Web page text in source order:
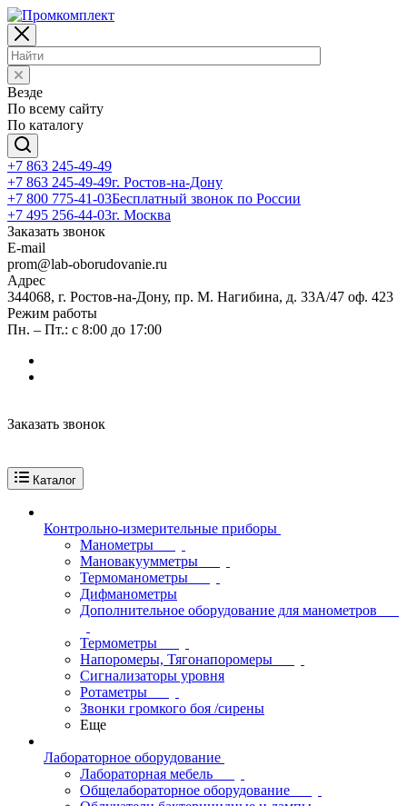
Везде
По всему сайту
По каталогу
+7 863 245-49-49
+7 863 245-49-49г. Ростов-на-Дону
+7 800 775-41-03Бесплатный звонок по России
+7 495 256-44-03г. Москва
Заказать звонок
E-mail
prom@lab-oborudovanie.ru
Адрес
344068, г. Ростов-на-Дону, пр. М. Нагибина, д. 33А/47 оф. 423
Режим работы
Пн. – Пт.: с 8:00 до 17:00
Заказать звонок
Каталог
Контрольно-измерительные приборы
Манометры
Мановакуумметры
Термоманометры
Дифманометры
Дополнительное оборудование для манометров
Термометры
Напоромеры, Тягонапоромеры
Сигнализаторы уровня
Ротаметры
Звонки громкого боя /сирены
Еще
Лабораторное оборудование
Лабораторная мебель
Общелабораторное оборудование